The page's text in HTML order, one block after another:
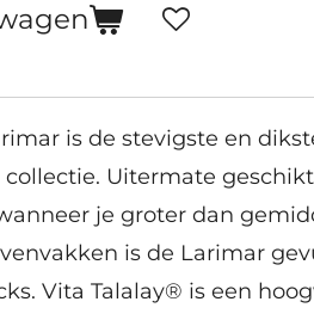
is de stevigste en
Uitermate
je groter dan
is de Larimar
Vita Talalay® is een